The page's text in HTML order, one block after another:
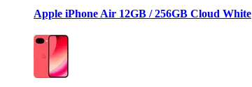
Apple iPhone Air 12GB / 256GB Cloud White